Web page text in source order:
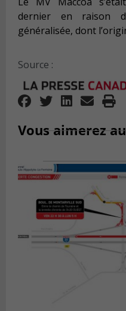
dernier en raison
généralisée, dont
Source :
Vous aimerez